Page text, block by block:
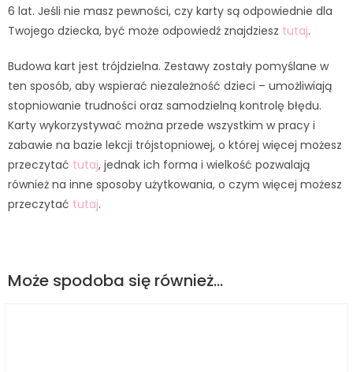
6 lat. Jeśli nie masz pewności, czy karty są odpowiednie dla
Twojego dziecka, być może odpowiedź znajdziesz tutaj.
Budowa kart jest trójdzielna. Zestawy zostały pomyślane w
ten sposób, aby wspierać niezależność dzieci – umożliwiają
stopniowanie trudności oraz samodzielną kontrolę błędu.
Karty wykorzystywać można przede wszystkim w pracy i
zabawie na bazie lekcji trójstopniowej, o której więcej możesz
przeczytać tutaj, jednak ich forma i wielkość pozwalają
również na inne sposoby użytkowania, o czym więcej możesz
przeczytać tutaj.
Może spodoba się również…